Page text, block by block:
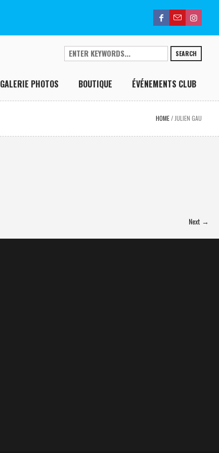
SEARCH
GALERIE PHOTOS BOUTIQUE ÉVÉNEMENTS CLUB
HOME / JULIEN GAU
Next →